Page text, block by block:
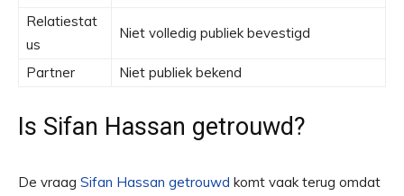
Relatiestat
us
Niet volledig publiek bevestigd
Partner Niet publiek bekend
Is Sifan Hassan getrouwd?
De vraag Sifan Hassan getrouwd komt vaak terug omdat